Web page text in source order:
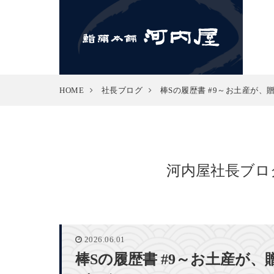
HOME 社長ブログ 棒Sの履歴書 #9～お土産が、
河内屋社長ブロ
2026.06.01
棒Sの履歴書 #9～お土産が